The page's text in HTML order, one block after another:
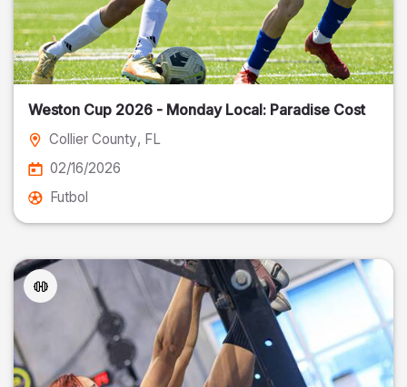
Weston Cup 2026 - Monday Local: Paradise Cost
Collier County, FL
02/16/2026
Futbol